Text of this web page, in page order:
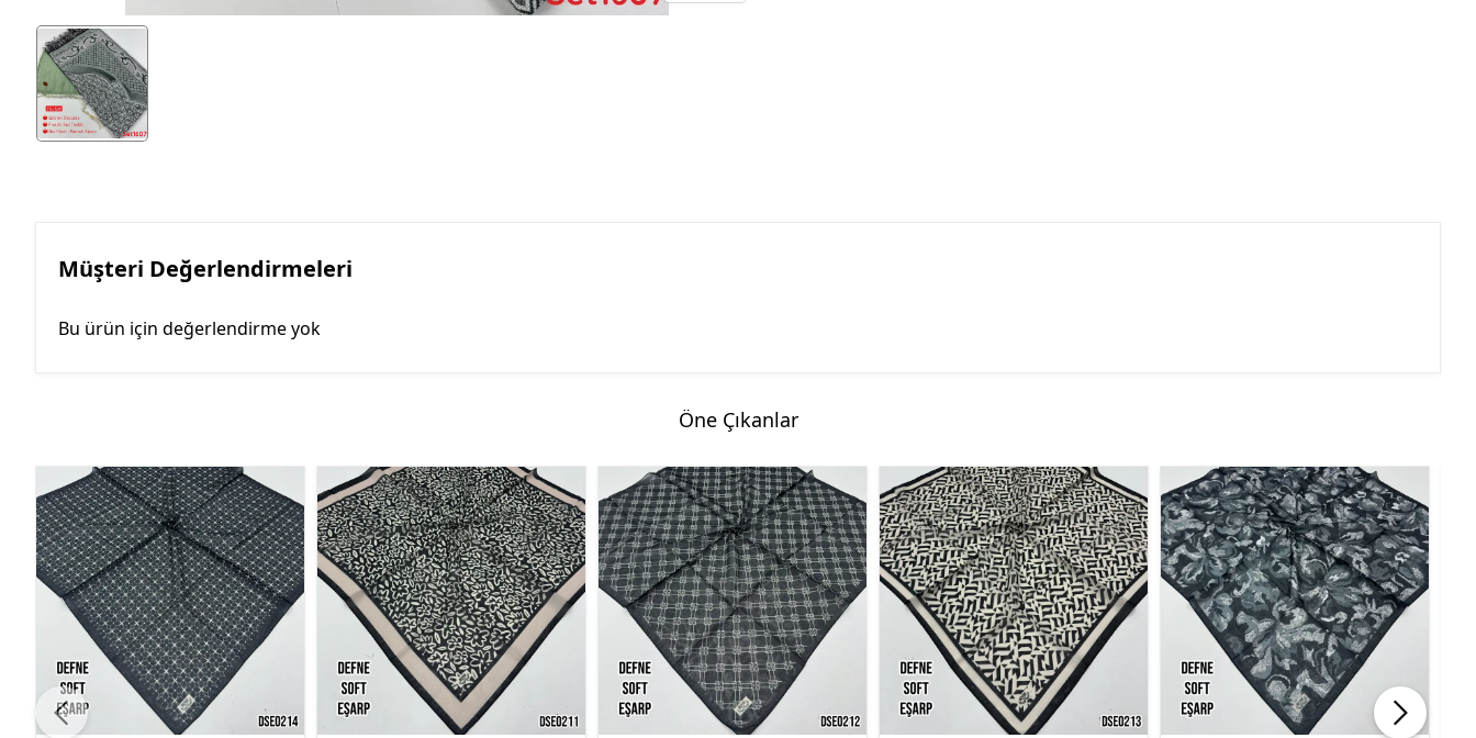
Müşteri Değerlendirmeleri
Bu ürün için değerlendirme yok
Öne Çıkanlar
%45 İndirim %45 İndirim %45 İndirim %45 İndirim %45 İndirim